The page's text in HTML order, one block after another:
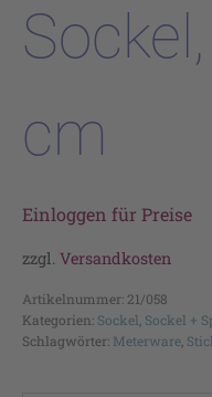
cm
Einloggen für Preise
zzgl. Versandkosten
Artikelnummer: 21/058
Kategorien: Sockel, Sockel +
Schlagwörter: Meterware,